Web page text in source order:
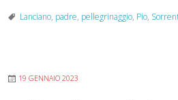
Lanciano, padre, pellegrinaggio, Pio,
19 GENNAIO 2023